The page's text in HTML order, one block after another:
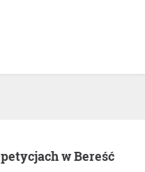
w Bereść